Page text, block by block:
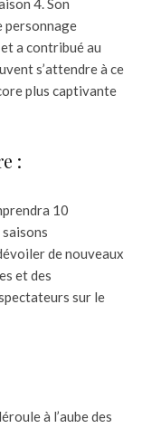
personnage
a contribué au
s’attendre à ce
plus captivante
:
10
saisons
de nouveaux
et des
sur le
à l’aube des